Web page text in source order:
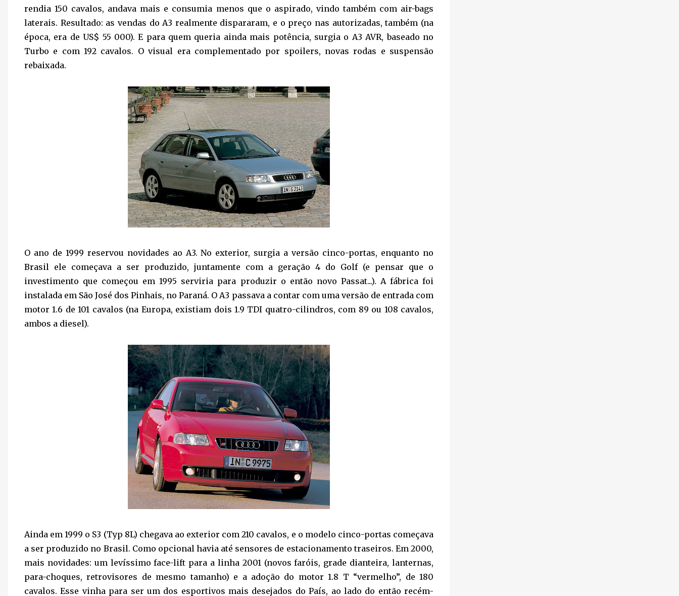
rendia 150 cavalos, andava mais e consumia menos que o aspirado, vindo também com air-bags
laterais. Resultado: as vendas do A3 realmente dispararam, e o preço nas autorizadas, também (na
época, era de US$ 55 000). E para quem queria ainda mais potência, surgia o A3 AVR, baseado no
Turbo e com 192 cavalos. O visual era complementado por spoilers, novas rodas e suspensão
rebaixada.
O ano de 1999 reservou novidades ao A3. No exterior, surgia a versão cinco-portas, enquanto no
Brasil ele começava a ser produzido, juntamente com a geração 4 do Golf (e pensar que o
investimento que começou em 1995 serviria para produzir o então novo Passat...). A fábrica foi
instalada em São José dos Pinhais, no Paraná. O A3 passava a contar com uma versão de entrada com
motor 1.6 de 101 cavalos (na Europa, existiam dois 1.9 TDI quatro-cilindros, com 89 ou 108 cavalos,
ambos a diesel).
Ainda em 1999 o S3 (Typ 8L) chegava ao exterior com 210 cavalos, e o modelo cinco-portas começava
a ser produzido no Brasil. Como opcional havia até sensores de estacionamento traseiros. Em 2000,
mais novidades: um levíssimo face-lift para a linha 2001 (novos faróis, grade dianteira, lanternas,
para-choques, retrovisores de mesmo tamanho) e a adoção do motor 1.8 T “vermelho”, de 180
cavalos. Esse vinha para ser um dos esportivos mais desejados do País, ao lado do então recém-